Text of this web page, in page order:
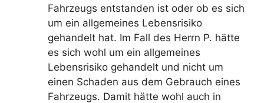
Fahrzeugs entstanden ist oder ob es sich
um ein allgemeines Lebensrisiko
gehandelt hat. Im Fall des Herrn P. hätte
es sich wohl um ein allgemeines
Lebensrisiko gehandelt und nicht um
einen Schaden aus dem Gebrauch eines
Fahrzeugs. Damit hätte wohl auch in